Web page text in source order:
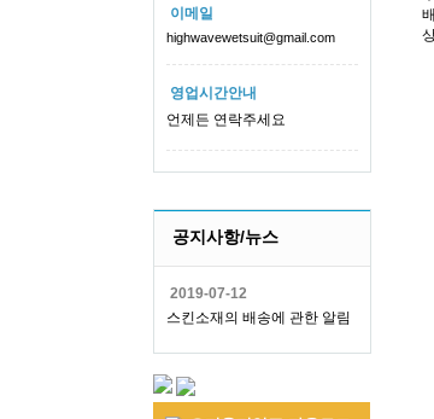
이메일
highwavewetsuit@gmail.com
영업시간안내
언제든 연락주세요
공지사항/뉴스
2019-07-12
스킨소재의 배송에 관한 알림